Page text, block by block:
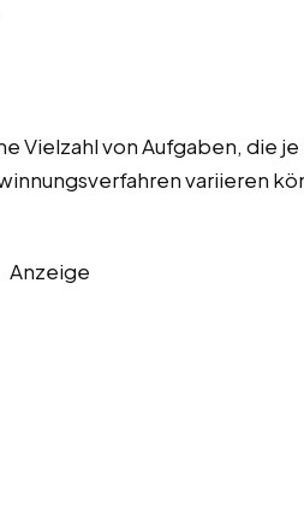
Vielzahl von Aufgaben, die je
variieren
Anzeige